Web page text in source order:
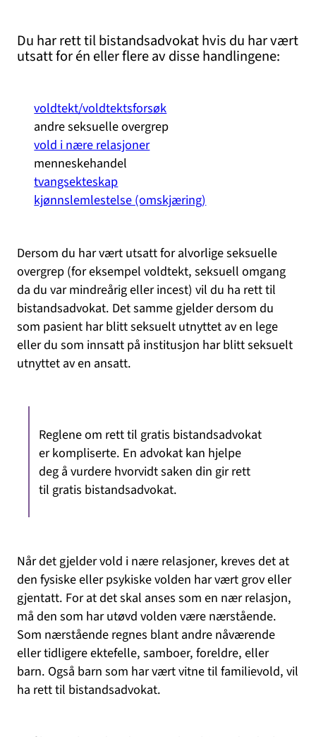
Du har rett til bistandsadvokat hvis du har vært
utsatt for én eller flere av disse handlingene:
voldtekt/voldtektsforsøk
andre seksuelle overgrep
vold i nære relasjoner
menneskehandel
tvangsekteskap
kjønnslemlestelse (omskjæring)
Dersom du har vært utsatt for alvorlige seksuelle
overgrep (for eksempel voldtekt, seksuell omgang
da du var mindreårig eller incest) vil du ha rett til
bistandsadvokat. Det samme gjelder dersom du
som pasient har blitt seksuelt utnyttet av en lege
eller du som innsatt på institusjon har blitt seksuelt
utnyttet av en ansatt.
Reglene om rett til gratis bistandsadvokat
er kompliserte. En advokat kan hjelpe
deg å vurdere hvorvidt saken din gir rett
til gratis bistandsadvokat.
Når det gjelder vold i nære relasjoner, kreves det at
den fysiske eller psykiske volden har vært grov eller
gjentatt. For at det skal anses som en nær relasjon,
må den som har utøvd volden være nærstående.
Som nærstående regnes blant andre nåværende
eller tidligere ektefelle, samboer, foreldre, eller
barn. Også barn som har vært vitne til familievold, vil
ha rett til bistandsadvokat.